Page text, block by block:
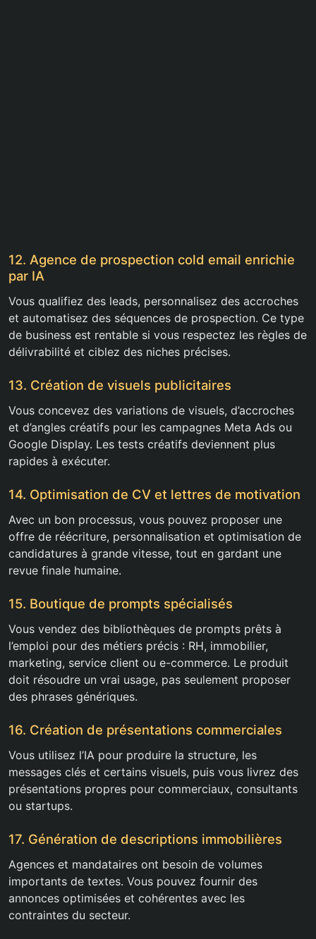
12. Agence de prospection cold email enrichie
par IA
Vous qualifiez des leads, personnalisez des accroches
et automatisez des séquences de prospection. Ce type
de business est rentable si vous respectez les règles de
délivrabilité et ciblez des niches précises.
13. Création de visuels publicitaires
Vous concevez des variations de visuels, d’accroches
et d’angles créatifs pour les campagnes Meta Ads ou
Google Display. Les tests créatifs deviennent plus
rapides à exécuter.
14. Optimisation de CV et lettres de motivation
Avec un bon processus, vous pouvez proposer une
offre de réécriture, personnalisation et optimisation de
candidatures à grande vitesse, tout en gardant une
revue finale humaine.
15. Boutique de prompts spécialisés
Vous vendez des bibliothèques de prompts prêts à
l’emploi pour des métiers précis : RH, immobilier,
marketing, service client ou e-commerce. Le produit
doit résoudre un vrai usage, pas seulement proposer
des phrases génériques.
16. Création de présentations commerciales
Vous utilisez l’IA pour produire la structure, les
messages clés et certains visuels, puis vous livrez des
présentations propres pour commerciaux, consultants
ou startups.
17. Génération de descriptions immobilières
Agences et mandataires ont besoin de volumes
importants de textes. Vous pouvez fournir des
annonces optimisées et cohérentes avec les
contraintes du secteur.